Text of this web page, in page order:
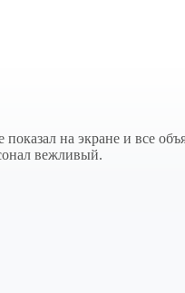
на экране и все
вежливый.